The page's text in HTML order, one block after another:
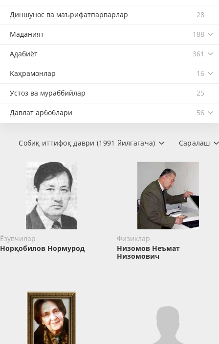
Диншунос ва маърифатпарварлар 28
Маданият 188
Адабиёт 361
Қаҳрамонлар 16
Устоз ва мураббийлар 25
Давлат арбоблари 56
Саралаш
Собиқ иттифоқ даври (1991 йилгагача)
Ёзувчилар
Норқобилов Нормурод
Физиклар
Низомов Неъмат
Низомович